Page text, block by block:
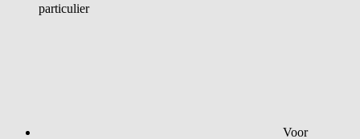
particulier
Voor